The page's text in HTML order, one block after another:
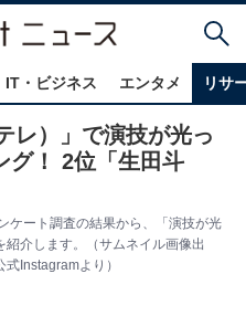
IT・ビジネス エンタメ リサ
レ）」で演技が光っ
グ！ 2位「生田斗
ケート調査の結果から、「演技が光
介します。（サムネイル画像出
Instagramより）